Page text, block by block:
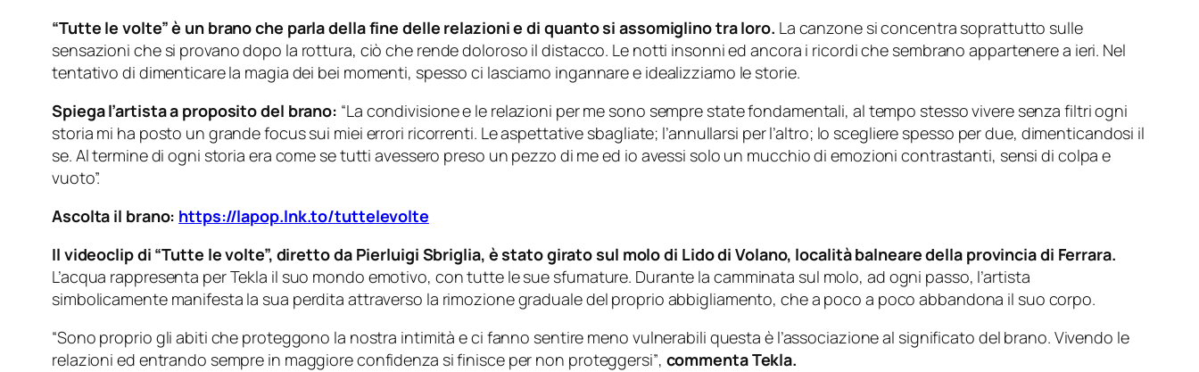
“Tutte le volte” è un brano che parla della fine delle relazioni e di quanto si assomiglino tra loro. La canzone si concentra soprattutto sulle
sensazioni che si provano dopo la rottura, ciò che rende doloroso il distacco. Le notti insonni ed ancora i ricordi che sembrano appartenere a ieri. Nel
tentativo di dimenticare la magia dei bei momenti, spesso ci lasciamo ingannare e idealizziamo le storie.
Spiega l’artista a proposito del brano: “La condivisione e le relazioni per me sono sempre state fondamentali, al tempo stesso vivere senza filtri ogni
storia mi ha posto un grande focus sui miei errori ricorrenti. Le aspettative sbagliate; l’annullarsi per l’altro; lo scegliere spesso per due, dimenticandosi il
se. Al termine di ogni storia era come se tutti avessero preso un pezzo di me ed io avessi solo un mucchio di emozioni contrastanti, sensi di colpa e
vuoto”.
Ascolta il brano: https://lapop.lnk.to/tuttelevolte
Il videoclip di “Tutte le volte”, diretto da Pierluigi Sbriglia, è stato girato sul molo di Lido di Volano, località balneare della provincia di Ferrara.
L’acqua rappresenta per Tekla il suo mondo emotivo, con tutte le sue sfumature. Durante la camminata sul molo, ad ogni passo, l’artista
simbolicamente manifesta la sua perdita attraverso la rimozione graduale del proprio abbigliamento, che a poco a poco abbandona il suo corpo.
“Sono proprio gli abiti che proteggono la nostra intimità e ci fanno sentire meno vulnerabili questa è l’associazione al significato del brano. Vivendo le
relazioni ed entrando sempre in maggiore confidenza si finisce per non proteggersi”, commenta Tekla.